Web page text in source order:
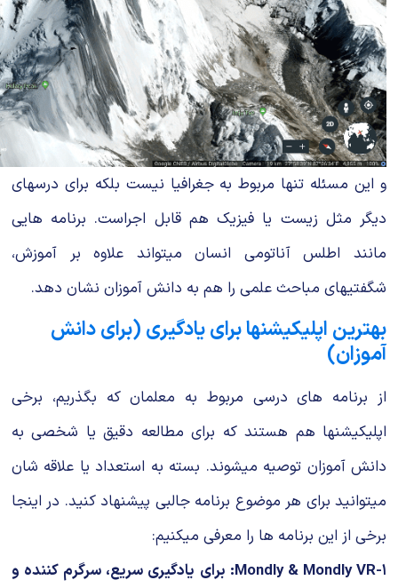
و این مسئله تنها مربوط به جغرافیا نیست بلکه برای درسهای
دیگر مثل زیست یا فیزیک هم قابل اجراست. برنامه هایی
مانند اطلس آناتومی انسان میتواند علاوه بر آموزش،
شگفتیهای مباحث علمی را هم به دانش آموزان نشان دهد.
بهترین اپلیکیشنها برای یادگیری (برای دانش
آموزان)
از برنامه های درسی مربوط به معلمان که بگذریم، برخی
اپلیکیشنها هم هستند که برای مطالعه دقیق یا شخصی به
دانش آموزان توصیه میشوند. بسته به استعداد یا علاقه شان
میتوانید برای هر موضوع برنامه جالبی پیشنهاد کنید. در اینجا
برخی از این برنامه ها را معرفی میکنیم:
۱-Mondly & Mondly VR: برای یادگیری سریع، سرگرم کننده و